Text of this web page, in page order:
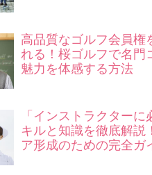
高品質なゴルフ会員権
れる！桜ゴルフで名門
魅力を体感する方法
「インストラクターに
キルと知識を徹底解説
ア形成のための完全ガ